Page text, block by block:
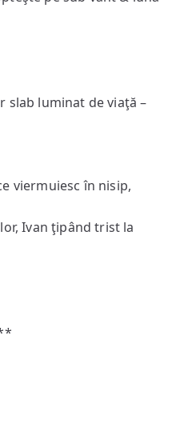
slab luminat de viaţă –
viermuiesc în nisip,
Ivan ţipând trist la